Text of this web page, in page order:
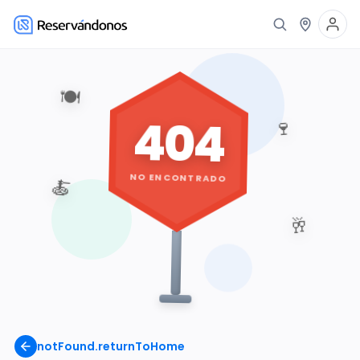
notFound.returnToHome
🍽️
🍷
🥂
🍝
404
NO ENCONTRADO